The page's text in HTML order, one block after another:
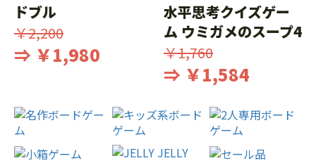
ドブル
￥2,200
⇒ ￥1,980
水平思考クイズゲー
ム ウミガメのスープ4
￥1,760
⇒ ￥1,584